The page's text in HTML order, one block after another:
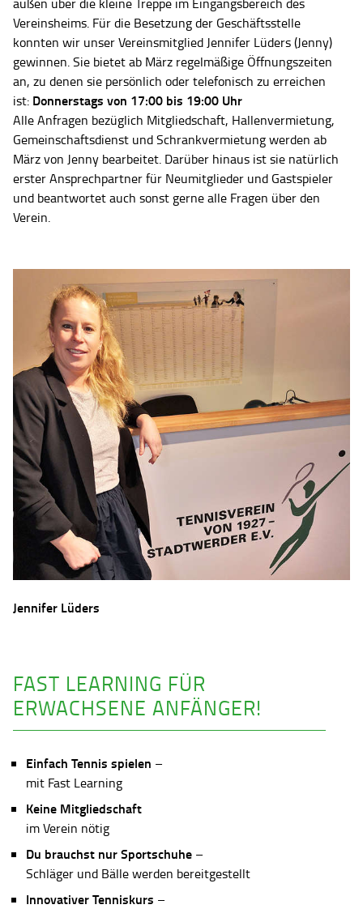
außen über die kleine Treppe im Eingangsbereich des
Vereinsheims. Für die Besetzung der Geschäftsstelle
konnten wir unser Vereinsmitglied Jennifer Lüders (Jenny)
gewinnen. Sie bietet ab März regelmäßige Öffnungszeiten
an, zu denen sie persönlich oder telefonisch zu erreichen
ist: Donnerstags von 17:00 bis 19:00 Uhr
Alle Anfragen bezüglich Mitgliedschaft, Hallenvermietung,
Gemeinschaftsdienst und Schrankvermietung werden ab
März von Jenny bearbeitet. Darüber hinaus ist sie natürlich
erster Ansprechpartner für Neumitglieder und Gastspieler
und beantwortet auch sonst gerne alle Fragen über den
Verein.
Jennifer Lüders
FAST LEARNING FÜR
ERWACHSENE ANFÄNGER!
Einfach Tennis spielen –
mit Fast Learning
Keine Mitgliedschaft
im Verein nötig
Du brauchst nur Sportschuhe –
Schläger und Bälle werden bereitgestellt
Innovativer Tenniskurs –